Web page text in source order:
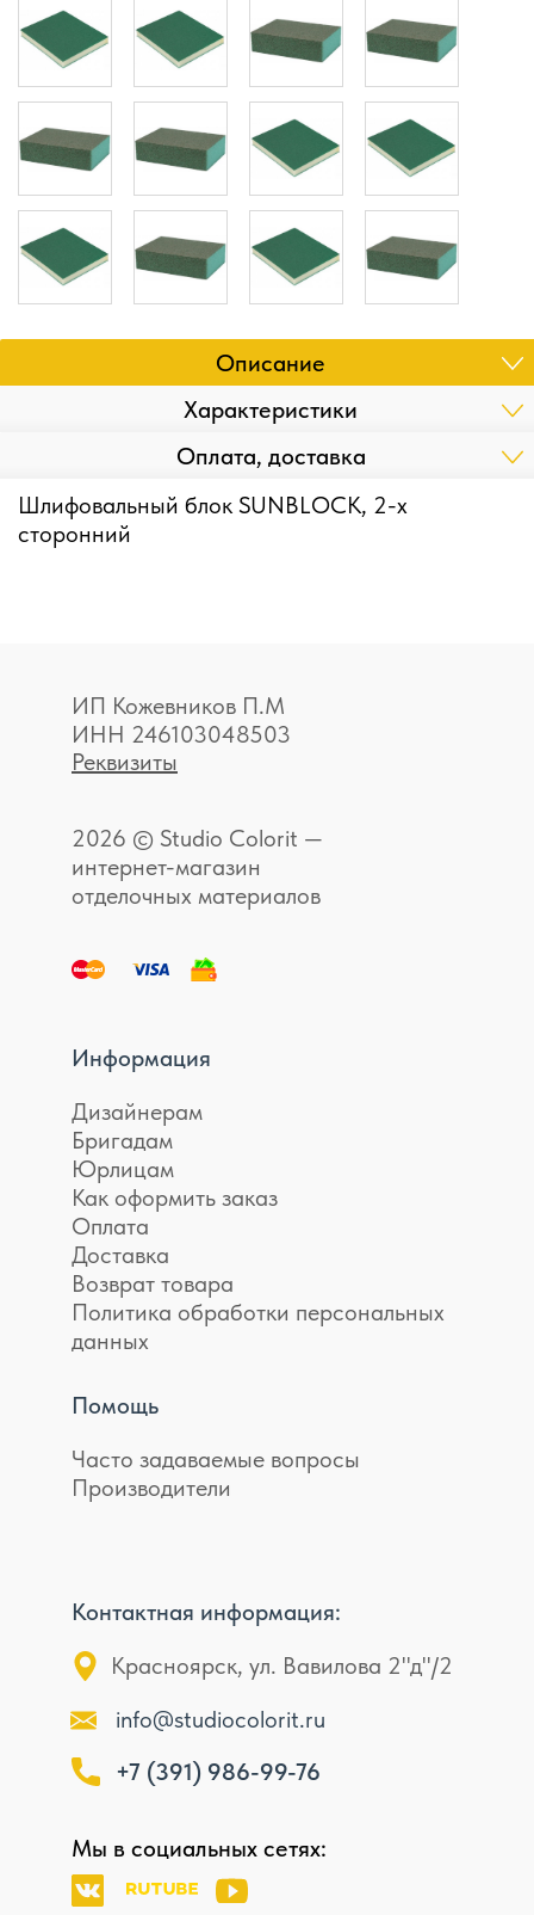
Описание
Характеристики
Оплата, доставка
Шлифовальный блок SUNBLOCK, 2-х
сторонний
ИП Кожевников П.М
ИНН 246103048503
Реквизиты
2026 © Studio Colorit —
интернет-магазин
отделочных материалов
Информация
Дизайнерам
Бригадам
Юрлицам
Как оформить заказ
Оплата
Доставка
Возврат товара
Политика обработки персональных
данных
Помощь
Часто задаваемые вопросы
Производители
Контактная информация:
Красноярск, ул. Вавилова 2"д"/2
info@studiocolorit.ru
+7 (391) 986-99-76
Мы в социальных сетях: